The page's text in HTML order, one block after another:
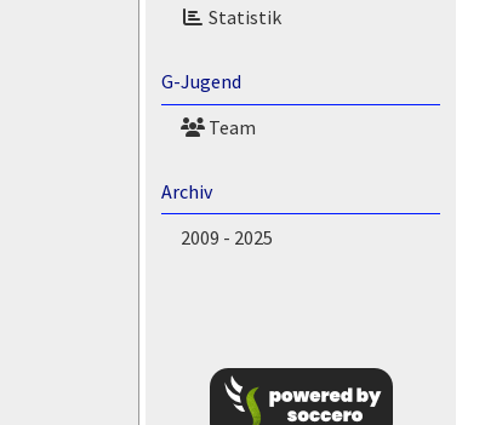
Statistik
G-Jugend
Team
Archiv
2009 - 2025